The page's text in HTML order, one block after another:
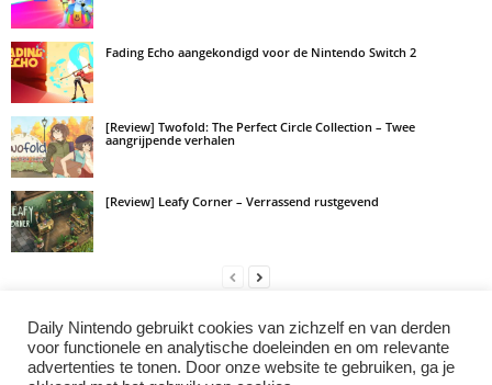
Fading Echo aangekondigd voor de Nintendo Switch 2
[Review] Twofold: The Perfect Circle Collection – Twee
aangrijpende verhalen
[Review] Leafy Corner – Verrassend rustgevend
LAAT EEN REACTIE ACHTER
Log in om een opmerking achter te laten
Daily Nintendo gebruikt cookies van zichzelf en van derden
voor functionele en analytische doeleinden en om relevante
advertenties te tonen. Door onze website te gebruiken, ga je